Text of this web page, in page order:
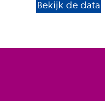
Bekijk de data